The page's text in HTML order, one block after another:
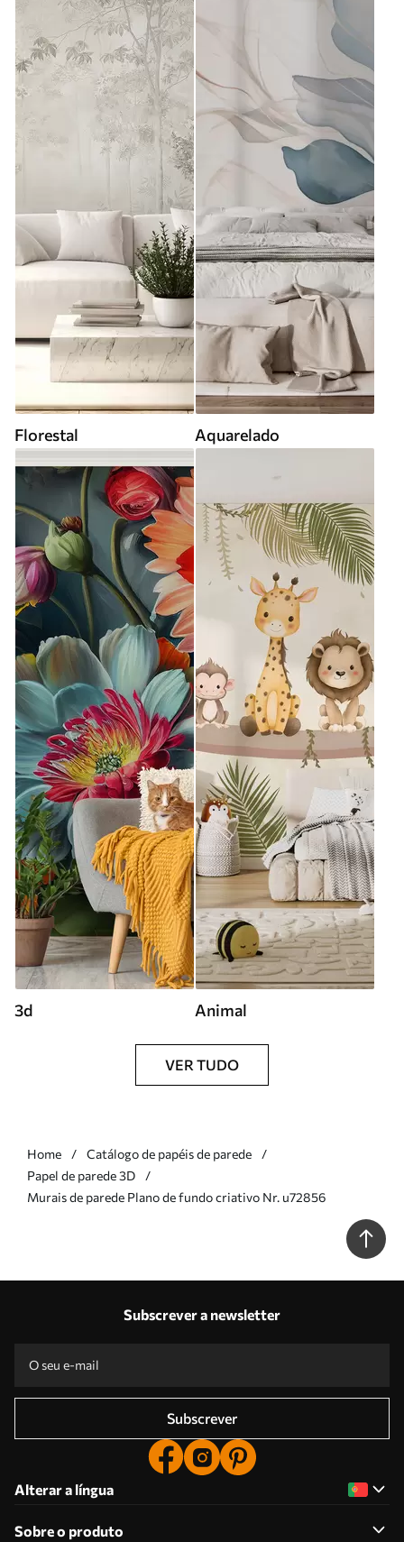
Florestal Aquarelado
3d Animal
VER TUDO
Home
Catálogo de papéis de parede
Papel de parede 3D
Murais de parede Plano de fundo criativo Nr. u72856
Subscrever a newsletter
Subscrever
Alterar a língua
Sobre o produto